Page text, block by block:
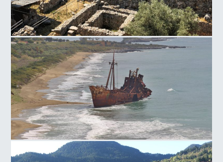
Μυκήνες
Ναυάγιο Δημήτριος - Παραλία Βαλτάκι